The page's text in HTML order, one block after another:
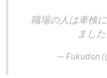
職場の人は車検
ました
— Fukudon